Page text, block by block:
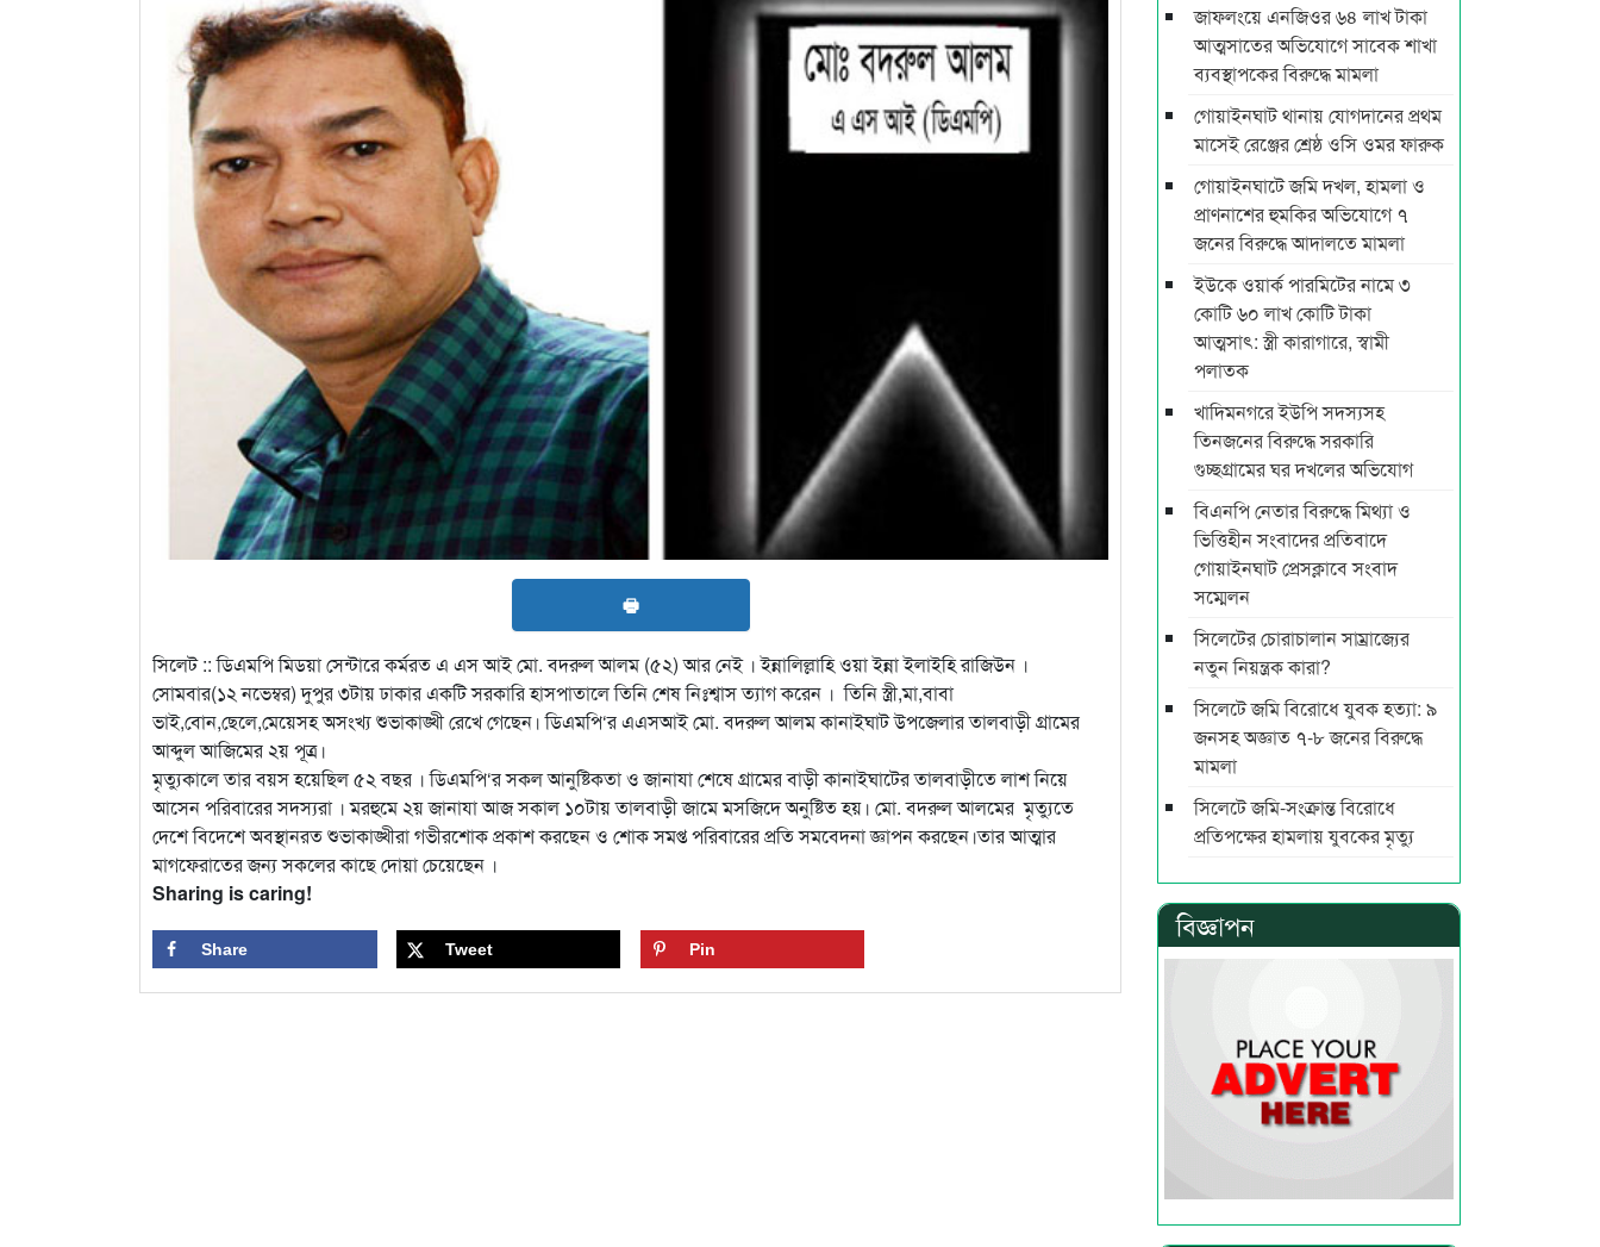
🖶
সিলেট :: ডিএমপি মিডয়া সেন্টারে কর্মরত এ এস আই মো. বদরুল আলম (৫২) আর নেই । ইন্নালিল্লাহি ওয়া ইন্না ইলাইহি রাজিউন ।
সোমবার(১২ নভেম্বর) দুপুর ৩টায় ঢাকার একটি সরকারি হাসপাতালে তিনি শেষ নিঃশ্বাস ত্যাগ করেন । তিনি স্ত্রী,মা,বাবা
ভাই,বোন,ছেলে,মেয়েসহ অসংখ্য শুভাকাঙ্খী রেখে গেছেন। ডিএমপি‘র এএসআই মো. বদরুল আলম কানাইঘাট উপজেলার তালবাড়ী গ্রামের
আব্দুল আজিমের ২য় পূত্র।
মৃত্যুকালে তার বয়স হয়েছিল ৫২ বছর । ডিএমপি‘র সকল আনুষ্টিকতা ও জানাযা শেষে গ্রামের বাড়ী কানাইঘাটের তালবাড়ীতে লাশ নিয়ে
আসেন পরিবারের সদস্যরা । মরহুমে ২য় জানাযা আজ সকাল ১০টায় তালবাড়ী জামে মসজিদে অনুষ্টিত হয়। মো. বদরুল আলমের মৃত্যুতে
দেশে বিদেশে অবস্থানরত শুভাকাঙ্খীরা গভীরশোক প্রকাশ করছেন ও শোক সমপ্ত পরিবারের প্রতি সমবেদনা জ্ঞাপন করছেন।তার আত্মার
মাগফেরাতের জন্য সকলের কাছে দোয়া চেয়েছেন ।
Sharing is caring!
Share Tweet Pin
জাফলংয়ে এনজিওর ৬৪ লাখ টাকা
আত্মসাতের অভিযোগে সাবেক শাখা
ব্যবস্থাপকের বিরুদ্ধে মামলা
গোয়াইনঘাট থানায় যোগদানের প্রথম
মাসেই রেঞ্জের শ্রেষ্ঠ ওসি ওমর ফারুক
গোয়াইনঘাটে জমি দখল, হামলা ও
প্রাণনাশের হুমকির অভিযোগে ৭
জনের বিরুদ্ধে আদালতে মামলা
ইউকে ওয়ার্ক পারমিটের নামে ৩
কোটি ৬০ লাখ কোটি টাকা
আত্মসাৎ: স্ত্রী কারাগারে, স্বামী
পলাতক
খাদিমনগরে ইউপি সদস্যসহ
তিনজনের বিরুদ্ধে সরকারি
গুচ্ছগ্রামের ঘর দখলের অভিযোগ
বিএনপি নেতার বিরুদ্ধে মিথ্যা ও
ভিত্তিহীন সংবাদের প্রতিবাদে
গোয়াইনঘাট প্রেসক্লাবে সংবাদ
সম্মেলন
সিলেটের চোরাচালান সাম্রাজ্যের
নতুন নিয়ন্ত্রক কারা?
সিলেটে জমি বিরোধে যুবক হত্যা: ৯
জনসহ অজ্ঞাত ৭-৮ জনের বিরুদ্ধে
মামলা
সিলেটে জমি-সংক্রান্ত বিরোধে
প্রতিপক্ষের হামলায় যুবকের মৃত্যু
বিজ্ঞাপন